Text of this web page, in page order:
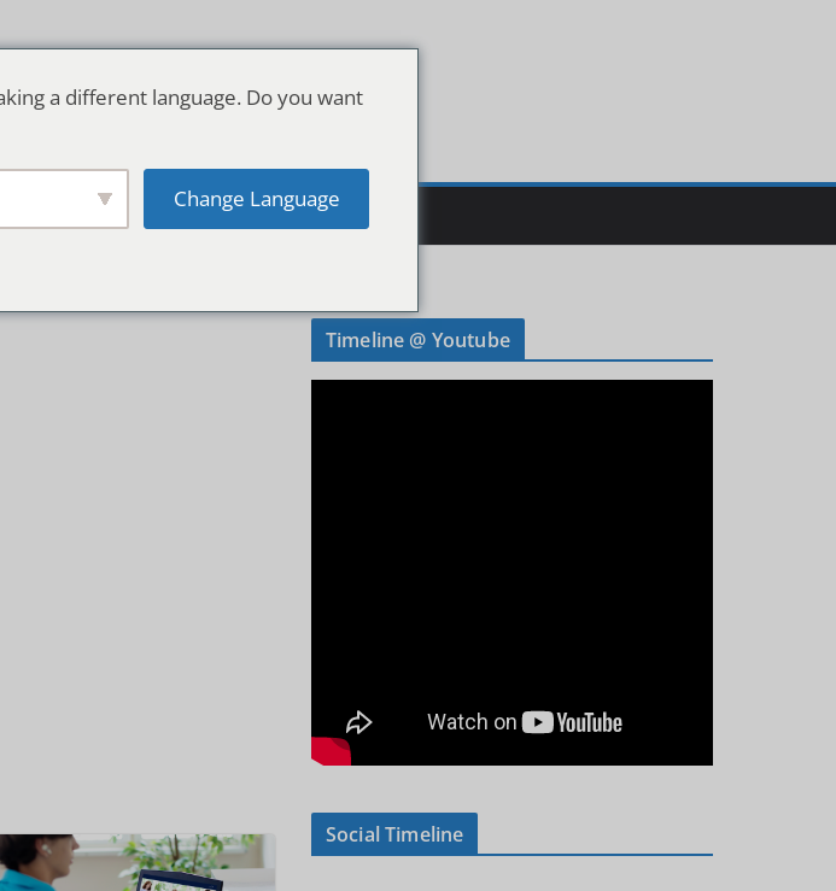
Timeline @ Youtube
Social Timeline
a different language. Do you want
Change Language